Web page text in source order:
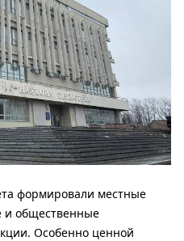
формировали местные
и общественные
Особенно ценной